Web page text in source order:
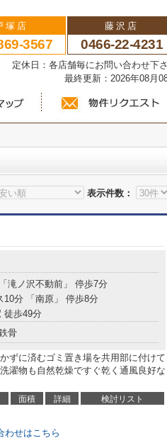
塚店
3567
藤沢店
0466-22-4231
定休日：各店舗毎にお問い合わせ下
最終更新：2026年08月
表示件数：
滝ノ沢不動前」 停歩7分
10分 「南原」 停歩8分
徒歩49分
骨
ずに済むゴミ置き場を共用部に付けて
濯物も自然乾燥ですぐ乾く通風良好な
面積 詳細 検討リスト
わせはこちら